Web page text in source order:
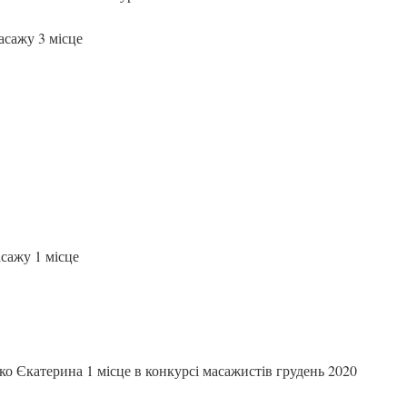
3 місце
1 місце
Єкатерина 1 місце в конкурсі масажистів грудень 2020